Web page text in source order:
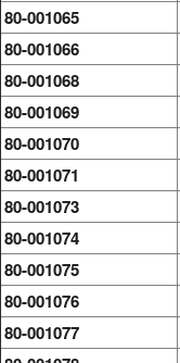
80-001065
80-001066
80-001068
80-001069
80-001070
80-001071
80-001073
80-001074
80-001075
80-001076
80-001077